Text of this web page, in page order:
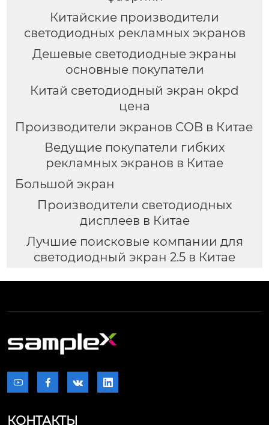
Китайские производители
светодиодных рекламных экранов
Дешевые светодиодные экраны
основные покупатели
Китай светодиодный экран okpd
цена
Производители экранов COB в Китае
Ведущие покупатели гибких
рекламных экранов в Китае
Большой экран
Производители светодиодных
дисплеев в Китае
Лучшие поисковые компании для
светодиодный экран 2.5 в Китае
   
КОНТАКТЫ